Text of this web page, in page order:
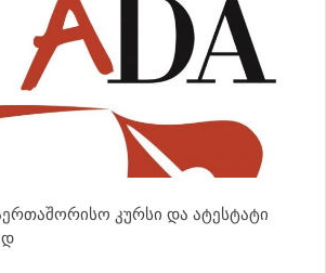
კურსი და ატესტატი